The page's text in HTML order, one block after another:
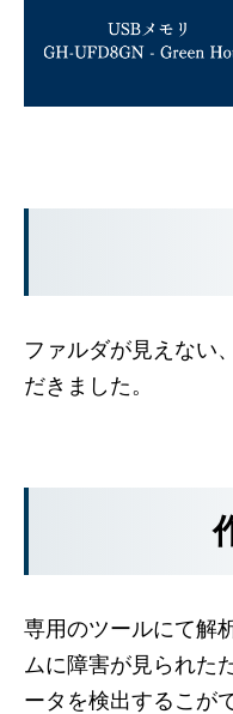
ファルダが見えない
だきました。
専用のツールにて解
ムに障害が見られた
ータを検出するこが